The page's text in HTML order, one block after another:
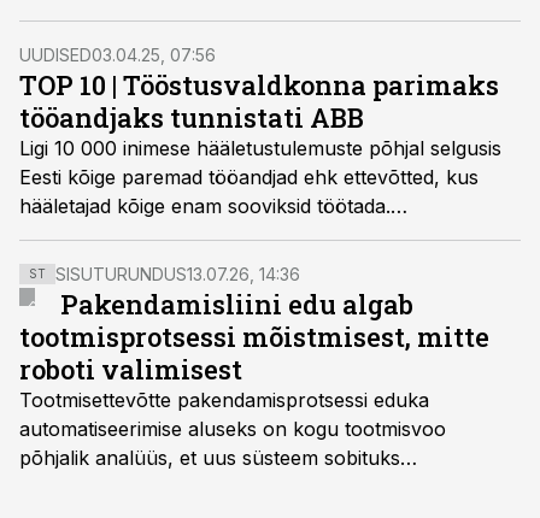
projekt, mille mähkimine viidi täielikult läbi Jüri tehases,
tähistades tehase tehnoloogilise võimekuse olulist
kasvu.
UUDISED03.04.25, 07:56
TOP 10 | Tööstusvaldkonna parimaks
tööandjaks tunnistati ABB
Ligi 10 000 inimese hääletustulemuste põhjal selgusis
Eesti kõige paremad tööandjad ehk ettevõtted, kus
hääletajad kõige enam sooviksid töötada.
Tööstusvaldkonnas pälvis Top Tööandja tiitli ABB.
ST SISUTURUNDUS13.07.26, 14:36
Pakendamisliini edu algab
tootmisprotsessi mõistmisest, mitte
roboti valimisest
Tootmisettevõtte pakendamisprotsessi eduka
automatiseerimise aluseks on kogu tootmisvoo
põhjalik analüüs, et uus süsteem sobituks